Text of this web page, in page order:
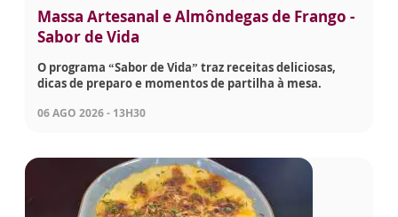
Massa Artesanal e Almôndegas de Frango -
Sabor de Vida
O programa “Sabor de Vida” traz receitas deliciosas,
dicas de preparo e momentos de partilha à mesa.
06 AGO 2026 - 13H30